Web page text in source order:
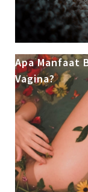
Apa Manfaat
Vagina?